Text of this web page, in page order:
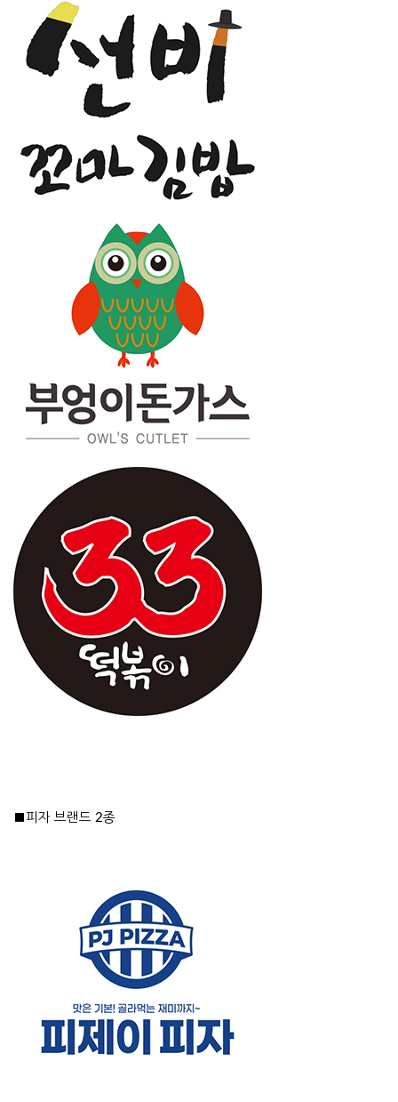
■피자 브랜드 2종